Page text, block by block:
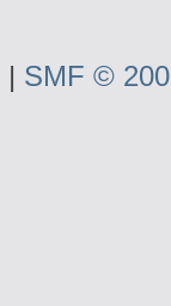
| SMF ©